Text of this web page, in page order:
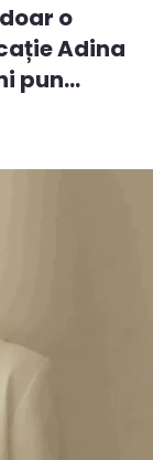
o
Adina
pun